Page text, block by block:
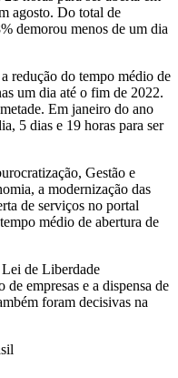
agosto. Do total de
demorou menos de um dia
redução do tempo médio de
um dia até o fim de 2022.
Em janeiro do ano
5 dias e 19 horas para ser
Gestão e
a modernização das
de serviços no portal
médio de abertura de
de Liberdade
empresas e a dispensa de
foram decisivas na